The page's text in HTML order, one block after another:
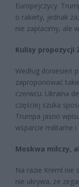
Europejczycy.
o rakiety, jednak
nie zapłacimy, ale
Kulisy propozycji
Według doniesień
zaproponować
czerwcu. Ukraina
częściej szuka
Trumpa jasno
wsparcie militarne
Moskwa milczy,
Na razie Kreml nie
nie ukrywa, że